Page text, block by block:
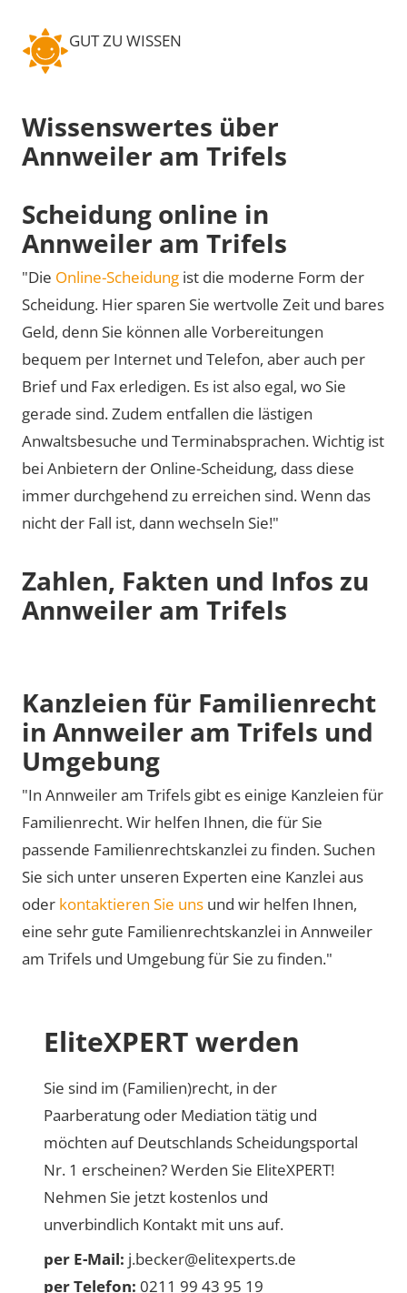
GUT ZU WISSEN
Wissenswertes über
Annweiler am Trifels
Scheidung online in
Annweiler am Trifels
"Die Online-Scheidung ist die moderne Form der
Scheidung. Hier sparen Sie wertvolle Zeit und bares
Geld, denn Sie können alle Vorbereitungen
bequem per Internet und Telefon, aber auch per
Brief und Fax erledigen. Es ist also egal, wo Sie
gerade sind. Zudem entfallen die lästigen
Anwaltsbesuche und Terminabsprachen. Wichtig ist
bei Anbietern der Online-Scheidung, dass diese
immer durchgehend zu erreichen sind. Wenn das
nicht der Fall ist, dann wechseln Sie!"
Zahlen, Fakten und Infos zu
Annweiler am Trifels
Kanzleien für Familienrecht
in Annweiler am Trifels und
Umgebung
"In Annweiler am Trifels gibt es einige Kanzleien für
Familienrecht. Wir helfen Ihnen, die für Sie
passende Familienrechtskanzlei zu finden. Suchen
Sie sich unter unseren Experten eine Kanzlei aus
oder kontaktieren Sie uns und wir helfen Ihnen,
eine sehr gute Familienrechtskanzlei in Annweiler
am Trifels und Umgebung für Sie zu finden."
EliteXPERT werden
Sie sind im (Familien)recht, in der
Paarberatung oder Mediation tätig und
möchten auf Deutschlands Scheidungsportal
Nr. 1 erscheinen? Werden Sie EliteXPERT!
Nehmen Sie jetzt kostenlos und
unverbindlich Kontakt mit uns auf.
per E-Mail: j.becker@elitexperts.de
per Telefon: 0211 99 43 95 19